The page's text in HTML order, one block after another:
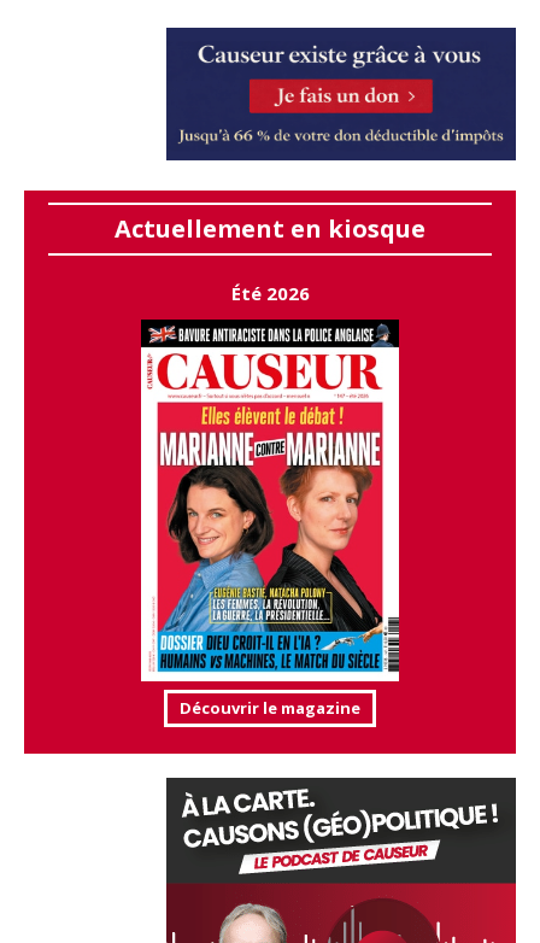
Actuellement en kiosque
Été 2026
Découvrir le magazine